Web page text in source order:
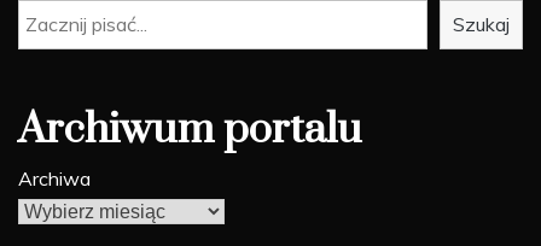
Szukaj Szukaj
Archiwum portalu
Archiwa